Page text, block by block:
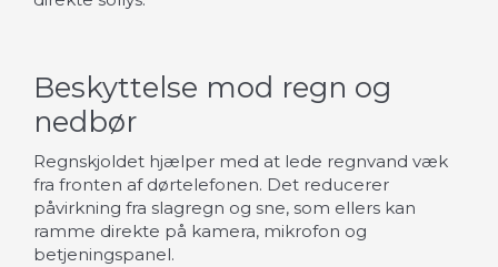
Beskyttelse mod regn og
nedbør
Regnskjoldet hjælper med at lede regnvand væk
fra fronten af dørtelefonen. Det reducerer
påvirkning fra slagregn og sne, som ellers kan
ramme direkte på kamera, mikrofon og
betjeningspanel.